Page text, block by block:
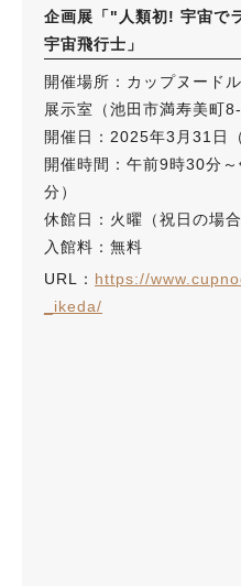
企画展「"人類初! 宇宙で
宇宙飛行士」
開催場所：カップヌード
展示室（池田市満寿美町8-
開催日：2025年3月31日
開催時間：午前9時30分
分）
休館日：火曜（祝日の場
入館料：無料
URL： https://
_ikeda/